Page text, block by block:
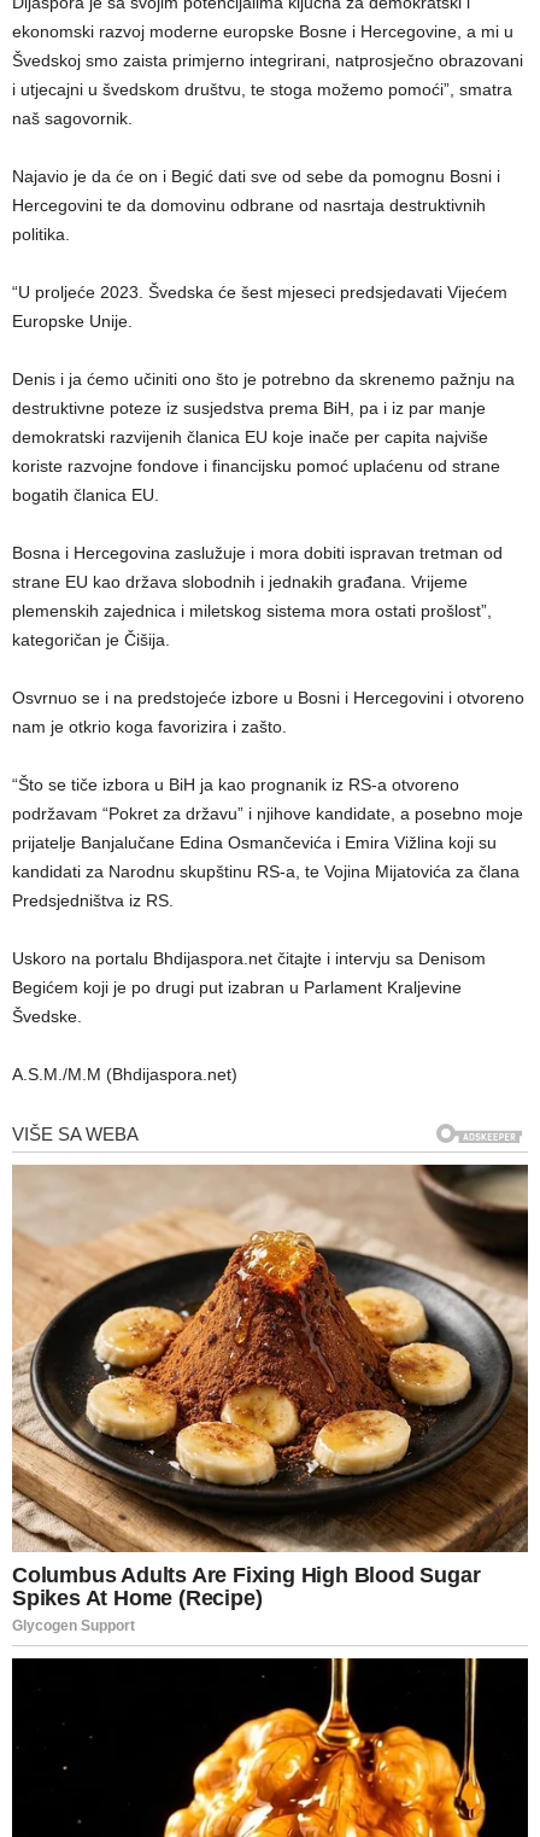
ekonomski razvoj moderne europske Bosne i Hercegovine, a mi u
Švedskoj smo zaista primjerno integrirani, natprosječno obrazovani
i utjecajni u švedskom društvu, te stoga možemo pomoći”, smatra
naš sagovornik.
Najavio je da će on i Begić dati sve od sebe da pomognu Bosni i
Hercegovini te da domovinu odbrane od nasrtaja destruktivnih
politika.
“U proljeće 2023. Švedska će šest mjeseci predsjedavati Vijećem
Europske Unije.
Denis i ja ćemo učiniti ono što je potrebno da skrenemo pažnju na
destruktivne poteze iz susjedstva prema BiH, pa i iz par manje
demokratski razvijenih članica EU koje inače per capita najviše
koriste razvojne fondove i financijsku pomoć uplaćenu od strane
bogatih članica EU.
Bosna i Hercegovina zaslužuje i mora dobiti ispravan tretman od
strane EU kao država slobodnih i jednakih građana. Vrijeme
plemenskih zajednica i miletskog sistema mora ostati prošlost”,
kategoričan je Čišija.
Osvrnuo se i na predstojeće izbore u Bosni i Hercegovini i otvoreno
nam je otkrio koga favorizira i zašto.
“Što se tiče izbora u BiH ja kao prognanik iz RS-a otvoreno
podržavam “Pokret za državu” i njihove kandidate, a posebno moje
prijatelje Banjalučane Edina Osmančevića i Emira Vižlina koji su
kandidati za Narodnu skupštinu RS-a, te Vojina Mijatovića za člana
Predsjedništva iz RS.
Uskoro na portalu Bhdijaspora.net čitajte i intervju sa Denisom
Begićem koji je po drugi put izabran u Parlament Kraljevine
Švedske.
A.S.M./M.M (Bhdijaspora.net)